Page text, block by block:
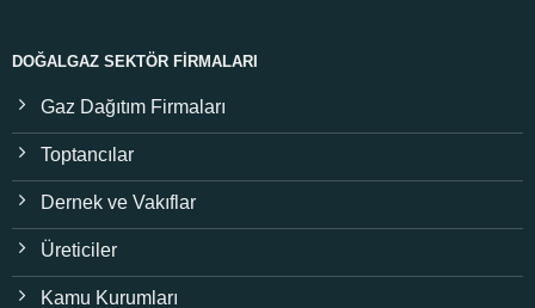
DOĞALGAZ SEKTÖR FIRMALARI
Gaz Dağıtım Firmaları
Toptancılar
Dernek ve Vakıflar
Üreticiler
Kamu Kurumları